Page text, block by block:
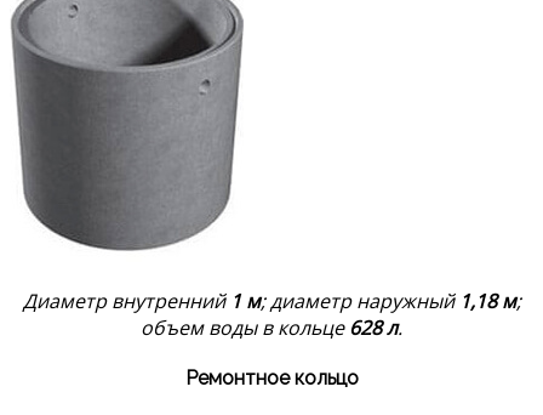
Диаметр внутренний 1 м; диаметр наружный 1,18 м;
объем воды в кольце628 л.
Ремонтное кольцо